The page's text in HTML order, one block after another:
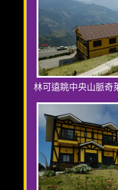
林可遠眺中央山脈奇